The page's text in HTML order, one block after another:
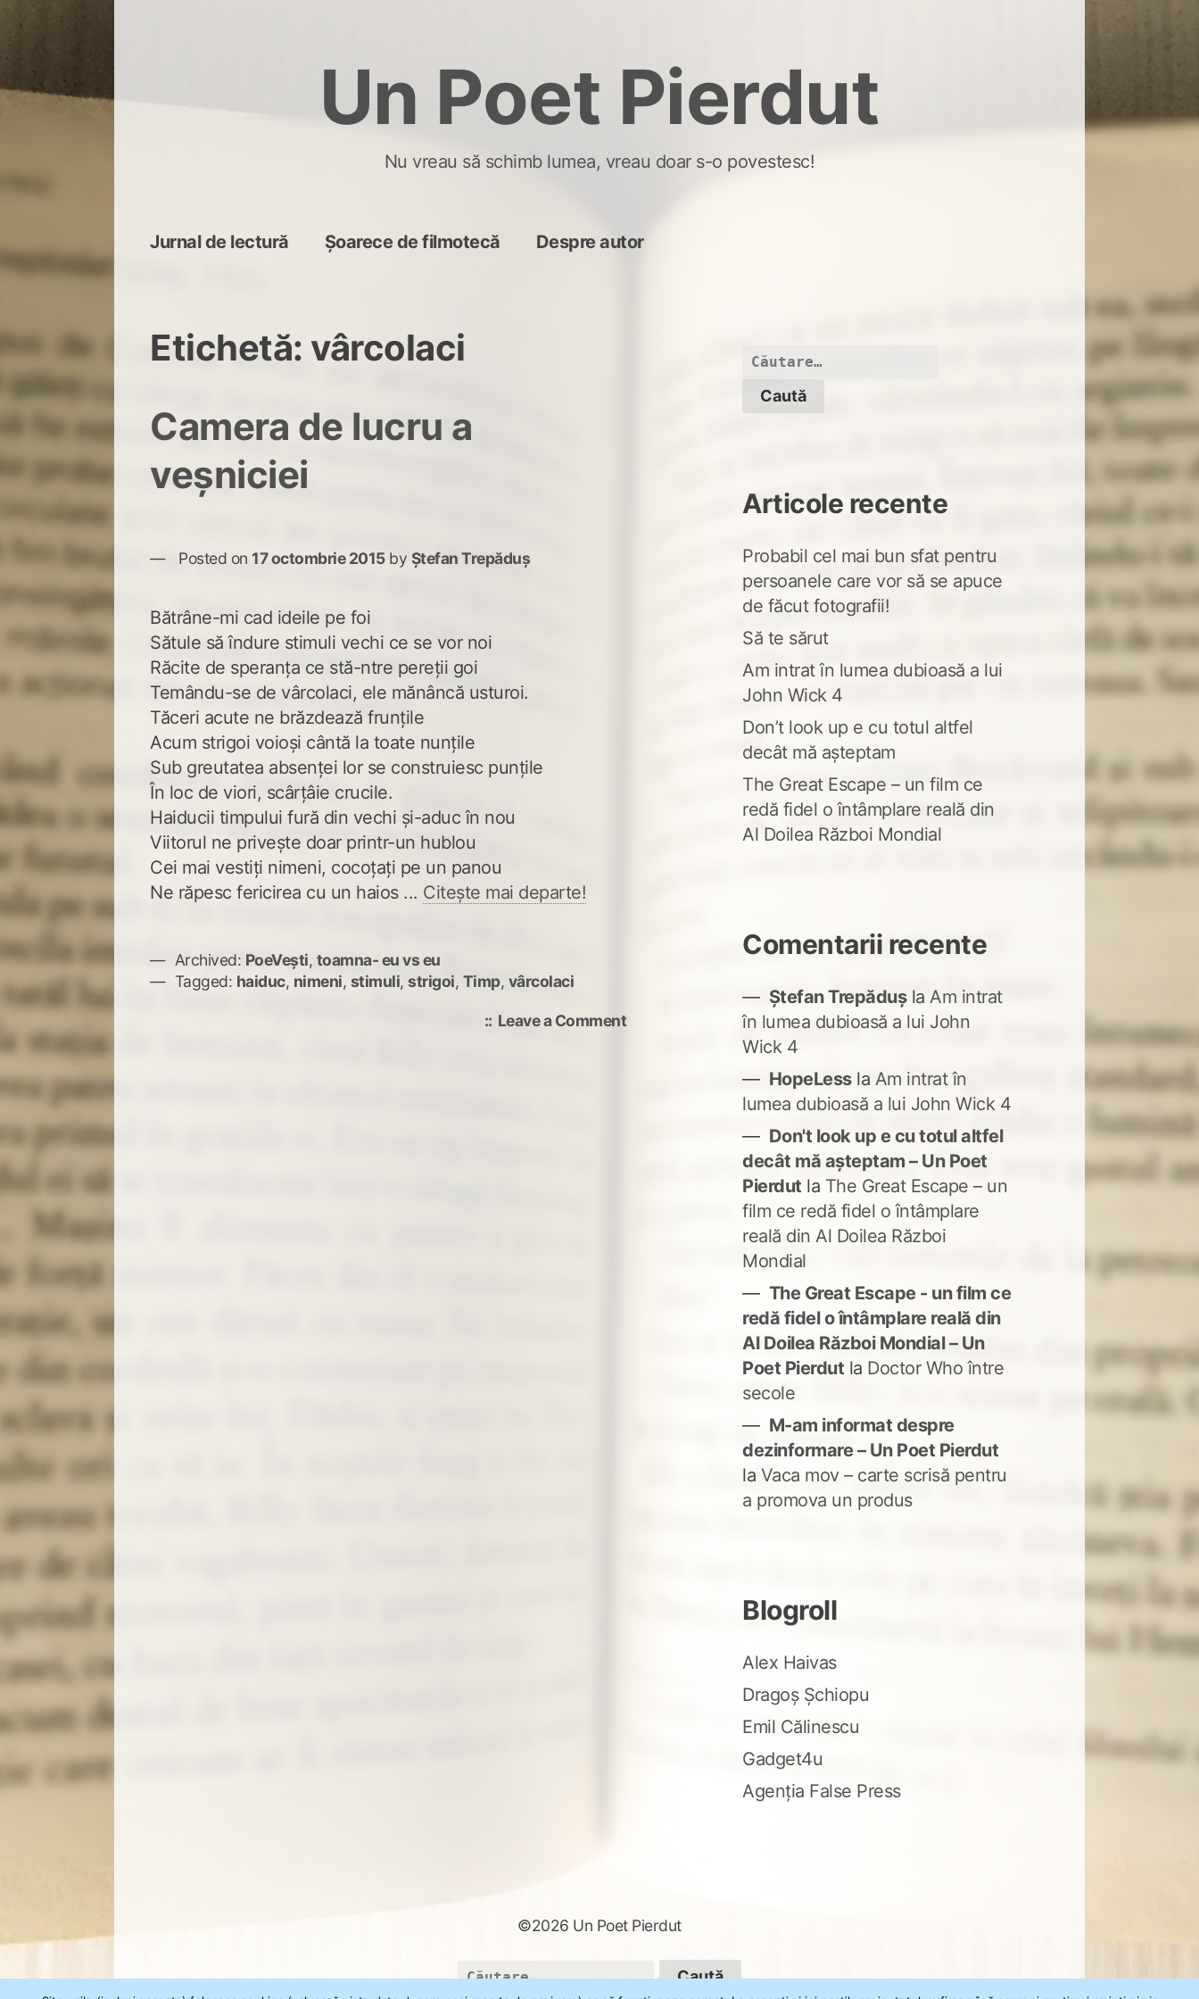
Un Poet Pierdut
Nu vreau să schimb lumea, vreau doar s-o povestesc!
Jurnal de lectură Șoarece de filmotecă Despre autor
Etichetă:vârcolaci
Camera de lucru a
veșniciei
Posted on 17 octombrie 2015by Ștefan Trepăduș
Bătrâne-mi cad ideile pe foi
Sătule să îndure stimuli vechi ce se vor noi
Răcite de speranța ce stă-ntre pereții goi
Temându-se de vârcolaci, ele mănâncă usturoi.
Tăceri acute ne brăzdează frunțile
Acum strigoi voioși cântă la toate nunțile
Sub greutatea absenței lor se construiesc punțile
În loc de viori, scârțâie crucile.
Haiducii timpului fură din vechi și-aduc în nou
Viitorul ne privește doar printr-un hublou
Cei mai vestiți nimeni, cocoțați pe un panou
Ne răpesc fericirea cu un haios ... Citește mai departe!
Archived: PoeVești, toamna- eu vs eu
Tagged: haiduc, nimeni, stimuli,strigoi, Timp, vârcolaci
Leave a Commenton
Caută
Articole recente
Probabil cel mai bun sfat pentru
persoanele care vor să se apuce
de făcut fotografii!
Să te sărut
Am intrat în lumea dubioasă a lui
John Wick 4
Don’t look up e cu totul altfel
decât mă așteptam
The Great Escape – un film ce
redă fidel o întâmplare reală din
Al Doilea Război Mondial
Comentarii recente
Ștefan Trepădușla Am intrat
în lumea dubioasă a lui John
Wick 4
HopeLessla Am intrat în
lumea dubioasă a lui John Wick 4
Don't look up e cu totul altfel
decât mă așteptam – Un Poet
Pierdut la The Great Escape – un
film ce redă fidel o întâmplare
reală din Al Doilea Război
Mondial
The Great Escape - un film ce
redă fidel o întâmplare reală din
Al Doilea Război Mondial – Un
Poet Pierdut la Doctor Who între
secole
M-am informat despre
dezinformare – Un Poet Pierdut
la Vaca mov – carte scrisă pentru
a promova un produs
Blogroll
Alex Haivas
Dragoș Șchiopu
Emil Călinescu
Gadget4u
Agenția False Press
©2026 Un Poet Pierdut
Caută